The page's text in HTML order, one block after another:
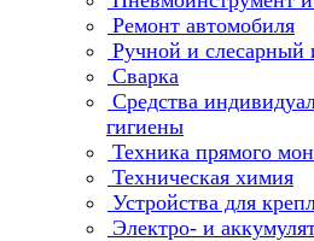
Ремонт автомобиля
Ручной и слесарный
Сварка
Средства
гигиены
Техника прямого
Техническая химия
Устройства для
Электро- и